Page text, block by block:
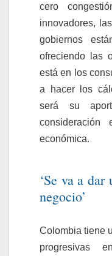
cero
innovadores,
gobiernos
ofreciendo las
está en los
a hacer los
será su
económica.
‘Se va a
negocio’
Colombia tiene
progresivas